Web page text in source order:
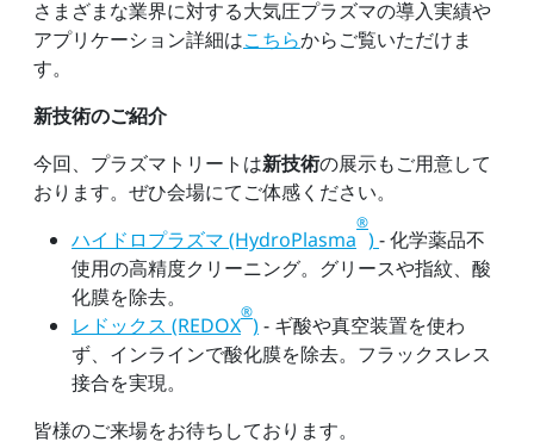
さまざまな業界に対する大気圧プラズマの導入実績や
アプリケーション詳細はこちらからご覧いただけま
す。
新技術のご紹介
今回、プラズマトリートは新技術の展示もご用意して
おります。ぜひ会場にてご体感ください。
ハイドロプラズマ (HydroPlasma
®
)- 化学薬品不
使用の高精度クリーニング。グリースや指紋、酸
化膜を除去。
レドックス (REDOX
®
)- ギ酸や真空装置を使わ
ず、インラインで酸化膜を除去。フラックスレス
接合を実現。
皆様のご来場をお待ちしております。